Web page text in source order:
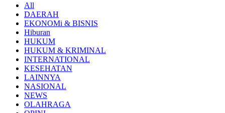
All
DAERAH
EKONOMi & BISNIS
Hiburan
HUKUM
HUKUM & KRIMINAL
INTERNATIONAL
KESEHATAN
LAINNYA
NASIONAL
NEWS
OLAHRAGA